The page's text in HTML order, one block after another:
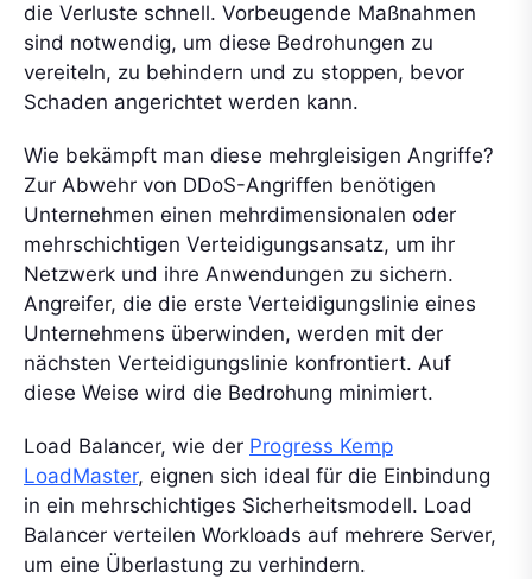
die Verluste schnell. Vorbeugende Maßnahmen
sind notwendig, um diese Bedrohungen zu
vereiteln, zu behindern und zu stoppen, bevor
Schaden angerichtet werden kann.
Wie bekämpft man diese mehrgleisigen Angriffe?
Zur Abwehr von DDoS-Angriffen benötigen
Unternehmen einen mehrdimensionalen oder
mehrschichtigen Verteidigungsansatz, um ihr
Netzwerk und ihre Anwendungen zu sichern.
Angreifer, die die erste Verteidigungslinie eines
Unternehmens überwinden, werden mit der
nächsten Verteidigungslinie konfrontiert. Auf
diese Weise wird die Bedrohung minimiert.
Load Balancer, wie der Progress Kemp
LoadMaster, eignen sich ideal für die Einbindung
in ein mehrschichtiges Sicherheitsmodell. Load
Balancer verteilen Workloads auf mehrere Server,
um eine Überlastung zu verhindern.